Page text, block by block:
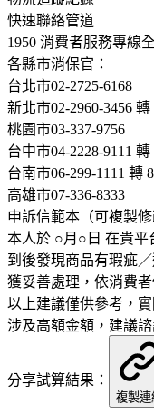
快速聯絡管道
1950 消費者服務專線
各縣市消保官：
台北市02-2725-6168
新北市02-2960-3456 轉
桃園市03-337-9756
台中市04-2228-9111 轉
台南市06-299-1111 轉
高雄市07-336-8333
申訴信範本（可複製修
本人於 ○月○日 在貴
到後發現商品有瑕疵
獲妥善處理，依消費
以上建議僅供參考，
涉及高額金額，建議諮
分享試算結果：
複製連